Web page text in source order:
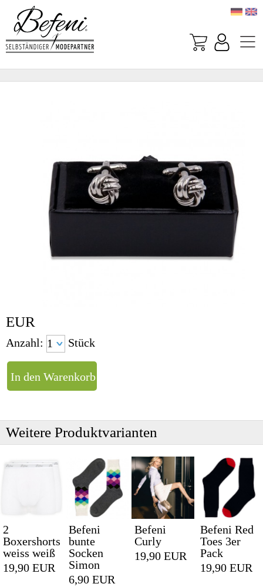
EUR
Anzahl: Stück
Weitere Produktvarianten
2
Boxershorts
weiss weiß
19,90 EUR
Befeni
bunte
Socken
Simon
6,90 EUR
Befeni
Curly
19,90 EUR
Befeni Red
Toes 3er
Pack
19,90 EUR